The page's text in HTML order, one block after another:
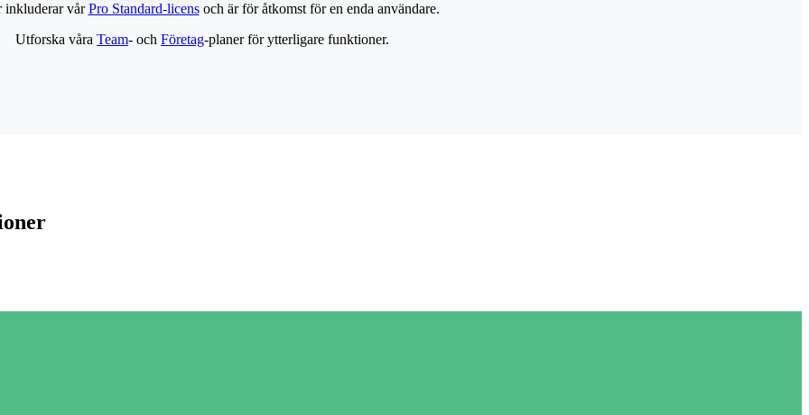
inkluderar vårPro Standard-licensoch är för åtkomst för en enda användare.
Utforska våra Team- och Företag-planer för ytterligare funktioner.